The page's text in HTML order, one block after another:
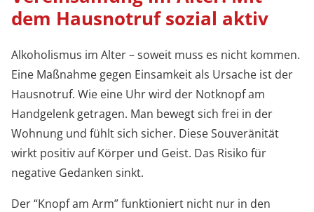
dem Hausnotruf sozial aktiv
Alkoholismus im Alter – soweit muss es nicht kommen.
Eine Maßnahme gegen Einsamkeit als Ursache ist der
Hausnotruf. Wie eine Uhr wird der Notknopf am
Handgelenk getragen. Man bewegt sich frei in der
Wohnung und fühlt sich sicher. Diese Souveränität
wirkt positiv auf Körper und Geist. Das Risiko für
negative Gedanken sinkt.
Der “Knopf am Arm” funktioniert nicht nur in den